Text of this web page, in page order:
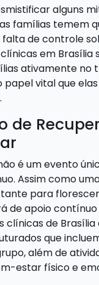
alguns
famílias temem
de controle
em
ativamente no
papel vital que
de
é um evento
Assim como
para
de apoio
clínicas de
que
além de
estar físico e